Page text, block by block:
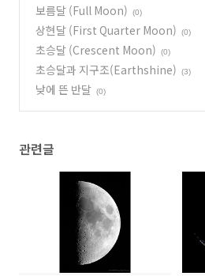
보름달 (Full Moon)
(0)
상현달 (First Quarter Moon) (0)
초승달 (Crescent Moon) (0)
초승달과 지구조(Earthshine) (3)
낮에 뜬 반달 (0)
관련글